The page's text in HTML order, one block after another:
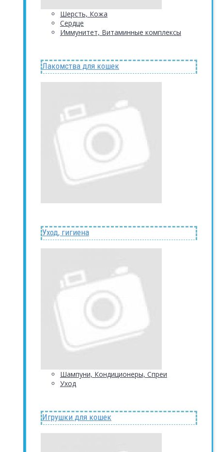
Шерсть, Кожа
Сердце
Иммунитет, Витаминные комплексы
Лакомства для кошек
Уход, гигиена
Шампуни, Кондиционеры, Спреи
Уход
Игрушки для кошек